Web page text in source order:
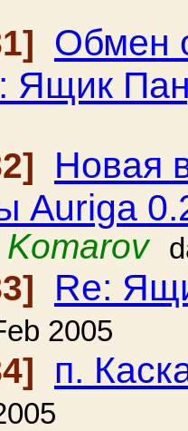
Обмен
Ящик
Новая
Auriga
Re:
2005
п.